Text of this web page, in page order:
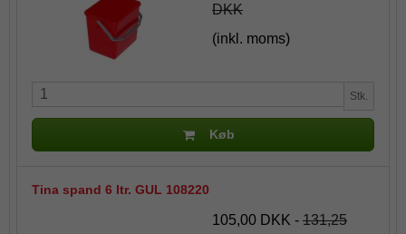
DKK
(inkl. moms)
Stk.
Køb
Tina spand 6 ltr. GUL 108220
105,00 DKK - 131,25